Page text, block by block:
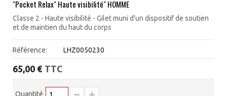
"Pocket Relax" Haute visibilité" HOMME
Classe 2 - Haute visibilité - Gilet muni d’un dispositif de soutien
et de maintien du haut du corps
Référence: LHZ0050230
65,00 € TTC
Quantité